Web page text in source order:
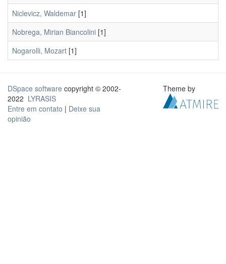
Niclevicz, Waldemar [1]
Nobrega, Mirian Biancolini [1]
Nogarolli, Mozart [1]
DSpace software copyright © 2002-
2022 LYRASIS
Entre em contato | Deixe sua
opinião
Theme by